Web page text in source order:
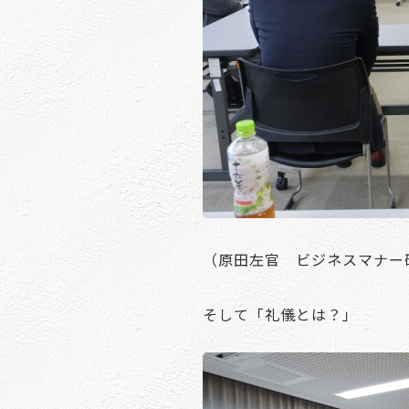
（原田左官 ビジネスマナー
そして「礼儀とは？」